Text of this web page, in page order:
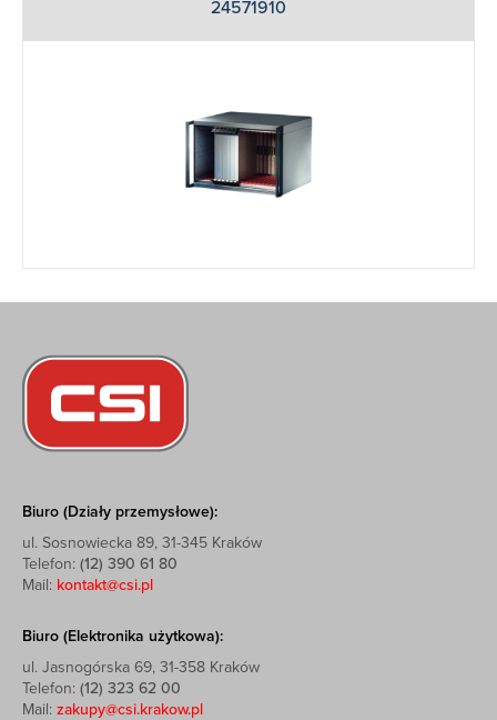
24571910
Biuro (Działy przemysłowe):
ul. Sosnowiecka 89, 31-345 Kraków
Telefon: (12) 390 61 80
Mail: kontakt@csi.pl
Biuro (Elektronika użytkowa):
ul. Jasnogórska 69, 31-358 Kraków
Telefon: (12) 323 62 00
Mail: zakupy@csi.krakow.pl